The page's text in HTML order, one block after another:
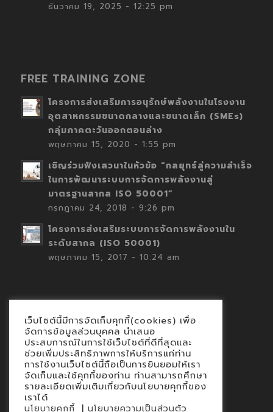
ธันวาคม 19, 2025 - 12:25 pm
FREE TRAINING ZONE
โครงการส่งเสริมการอนุรักษ์พลังงานในโรงงาน
อุตสาหกรรมขนาดกลางและขนาดเล็ก (SMEs)
กลุ่มภาคตะวันออกตอนล่าง
พฤษภาคม 15, 2020 - 1:55 pm
เชิญร่วมฟังเสวนาในหัวข้อ “กลยุทธ์สู่ความสำเร็จ
ในการพัฒนาระบบการจัดการพลังงานสู่
มาตรฐานสากล ISO 50001”
กรกฎาคม 24, 2018 - 9:26 pm
โครงการส่งเสริมระบบการจัดการพลังงานใน
ระดับสากล (ISO 50001)
พฤษภาคม 15, 2017 - 10:24 am
Contact
นโยบายคุกกี้
นโยบายข้อมูลส่วนบุคคล
เว็บไซต์นี้มีการจัดเก็บคุกกี้(cookies) เพื่อ
จัดการข้อมูลส่วนบุคคล นำเสนอ
ประสบการณ์ในการใช้เว็บไซต์ที่ดีที่สุดและ
ช่วยเพิ่มประสิทธิภาพการให้บริการแก่ท่าน
การใช้งานเว็บไซต์นี้ถือเป็นการยินยอมให้เรา
จัดเก็บและใช้คุกกี้ของท่าน ท่านสามารถศึกษา
รายละเอียดเพิ่มเติมเกี่ยวกับนโยบายคุกกี้ของ
เราได้
นโยบายคุกกี้ | นโยบายความเป็นส่วนตัว